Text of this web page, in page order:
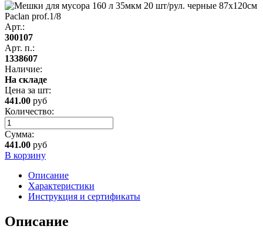
Арт.:
300107
Арт. п.:
1338607
Наличие:
На складе
Цена за шт:
441.00 руб
Количество:
Сумма:
441.00 руб
В корзину
Описание
Характеристики
Инструкция и сертификаты
Описание